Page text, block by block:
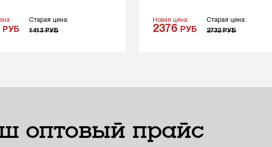
РУБ
Старая цена:
1413РУБ
Новая цена:
2376 РУБ
Старая цена:
2732РУБ
оптовый прайс